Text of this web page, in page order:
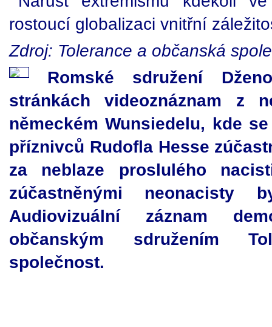
rostoucí globalizaci vnitřní
Zdroj: Tolerance a občanská
Romské sdružení
stránkách videoznáznam z
německém Wunsiedelu, kde
příznivců Rudofla Hesse
za neblaze proslulého
zúčastněnými neonacisty
Audiovizuální záznam
občanským sdružením
společnost.